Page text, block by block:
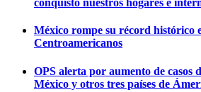
conquistó nuestros hogares e
México rompe su récord histórico
Centroamericanos
OPS alerta por aumento de casos
México y otros tres países de